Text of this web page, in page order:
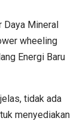
Daya Mineral
wheeling
Energi Baru
tidak ada
menyediakan